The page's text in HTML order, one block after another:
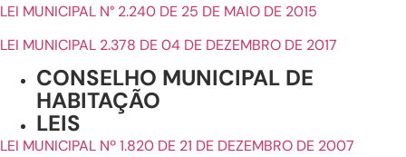
LEI MUNICIPAL N° 2.240 DE 25 DE MAIO DE 2015
LEI MUNICIPAL 2.378 DE 04 DE DEZEMBRO DE 2017
CONSELHO MUNICIPAL DE
HABITAÇÃO
LEIS
LEI MUNICIPAL Nº 1.820 DE 21 DE DEZEMBRO DE 2007